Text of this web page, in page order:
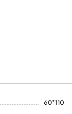
60*110